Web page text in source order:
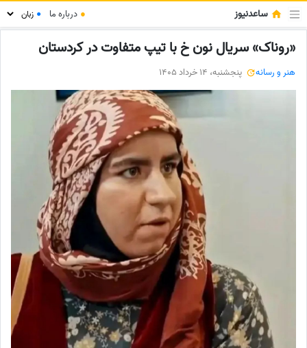
ساعدنیوز ● درباره ما ●
«روناک» سریال نون خ با تیپ متفاوت در کردستان
هنر و رسانه پنجشنبه، 14 خرداد 1405